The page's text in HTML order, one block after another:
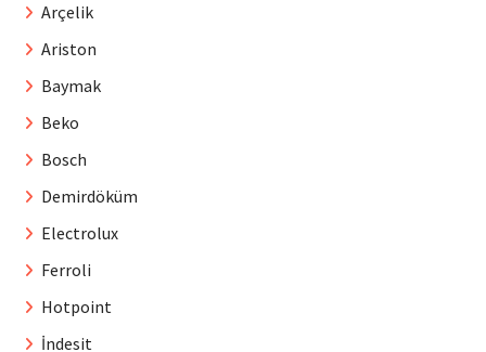
Arçelik
Ariston
Baymak
Beko
Bosch
Demirdöküm
Electrolux
Ferroli
Hotpoint
İndesit